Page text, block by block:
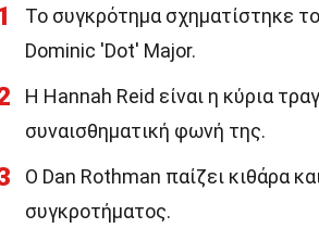
Το συγκρότημα σχηματίστηκε
Dominic 'Dot' Major.
Η Hannah Reid είναι η κύρια
συναισθηματική φωνή της.
Ο Dan Rothman παίζει κιθάρα
συγκροτήματος.